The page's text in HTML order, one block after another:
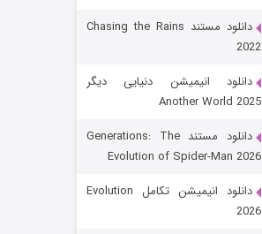
رویایی برای تو
قسمت
دانلود مستند Chasing the Rains
2022
دانلود انیمیشن دنیایی دیگر
Another World 2025
دانلود مستند Generations: The
Evolution of Spider-Man 2026
دانلود انیمیشن تکامل Evolution
2026